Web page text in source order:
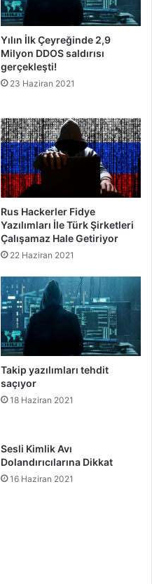
Yılın İlk Çeyreğinde 2,9
Milyon DDOS saldırısı
gerçekleşti!
23 Haziran 2021
Rus Hackerler Fidye
Yazılımları İle Türk Şirketleri
Çalışamaz Hale Getiriyor
22 Haziran 2021
Takip yazılımları tehdit
saçıyor
18 Haziran 2021
Sesli Kimlik Avı
Dolandırıcılarına Dikkat
16 Haziran 2021